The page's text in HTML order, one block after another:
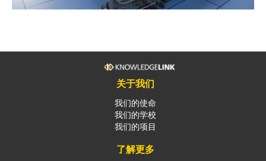
关于我们
我们的使命
我们的学校
我们的项目
了解更多